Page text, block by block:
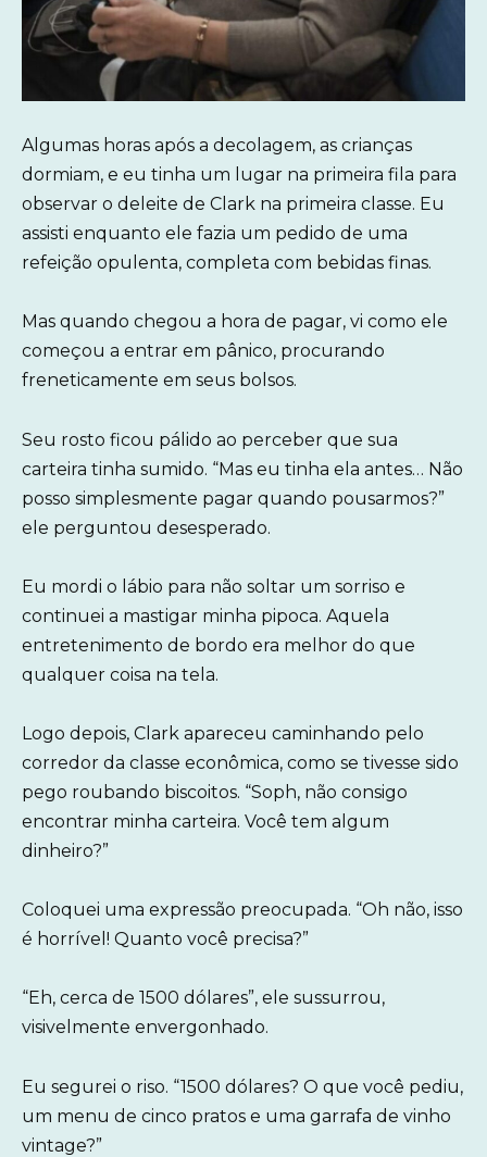
Algumas horas após a decolagem, as crianças
dormiam, e eu tinha um lugar na primeira fila para
observar o deleite de Clark na primeira classe. Eu
assisti enquanto ele fazia um pedido de uma
refeição opulenta, completa com bebidas finas.
Mas quando chegou a hora de pagar, vi como ele
começou a entrar em pânico, procurando
freneticamente em seus bolsos.
Seu rosto ficou pálido ao perceber que sua
carteira tinha sumido. “Mas eu tinha ela antes… Não
posso simplesmente pagar quando pousarmos?”
ele perguntou desesperado.
Eu mordi o lábio para não soltar um sorriso e
continuei a mastigar minha pipoca. Aquela
entretenimento de bordo era melhor do que
qualquer coisa na tela.
Logo depois, Clark apareceu caminhando pelo
corredor da classe econômica, como se tivesse sido
pego roubando biscoitos. “Soph, não consigo
encontrar minha carteira. Você tem algum
dinheiro?”
Coloquei uma expressão preocupada. “Oh não, isso
é horrível! Quanto você precisa?”
“Eh, cerca de 1500 dólares”, ele sussurrou,
visivelmente envergonhado.
Eu segurei o riso. “1500 dólares? O que você pediu,
um menu de cinco pratos e uma garrafa de vinho
vintage?”